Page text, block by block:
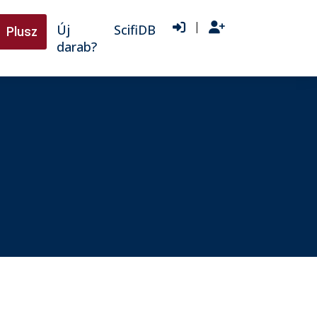
Plusz
Új
darab?
ScifiDB |